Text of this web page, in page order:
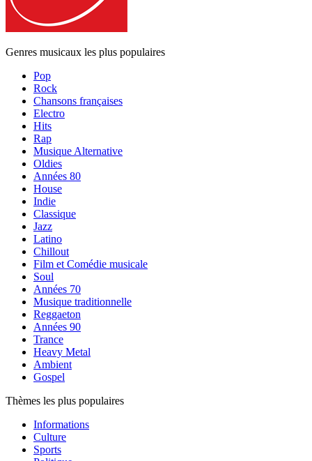
Genres musicaux les plus populaires
Pop
Rock
Chansons françaises
Electro
Hits
Rap
Musique Alternative
Oldies
Années 80
House
Indie
Classique
Jazz
Latino
Chillout
Film et Comédie musicale
Soul
Années 70
Musique traditionnelle
Reggaeton
Années 90
Trance
Heavy Metal
Ambient
Gospel
Thèmes les plus populaires
Informations
Culture
Sports